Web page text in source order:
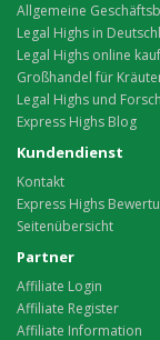
Allgemeine
Legal Highs in
Legal Highs online
Großhandel für
Legal Highs und
Express Highs Blog
Kundendienst
Kontakt
Express Highs
Seitenübersicht
Partner
Affiliate Login
Affiliate Register
Affiliate Information